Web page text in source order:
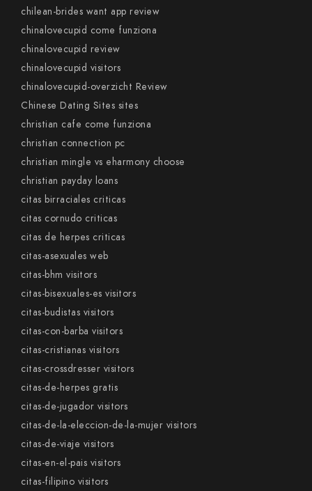
chilean-brides want app review
chinalovecupid come funziona
chinalovecupid review
chinalovecupid visitors
chinalovecupid-overzicht Review
Chinese Dating Sites sites
christian cafe come funziona
christian connection pc
christian mingle vs eharmony choose
christian payday loans
citas birraciales criticas
citas cornudo criticas
citas de herpes criticas
citas-asexuales web
citas-bhm visitors
citas-bisexuales-es visitors
citas-budistas visitors
citas-con-barba visitors
citas-cristianas visitors
citas-crossdresser visitors
citas-de-herpes gratis
citas-de-jugador visitors
citas-de-la-eleccion-de-la-mujer visitors
citas-de-viaje visitors
citas-en-el-pais visitors
citas-filipino visitors